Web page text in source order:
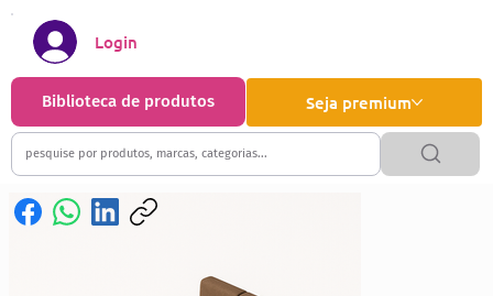
Seja premium
Biblioteca de produtos
Login